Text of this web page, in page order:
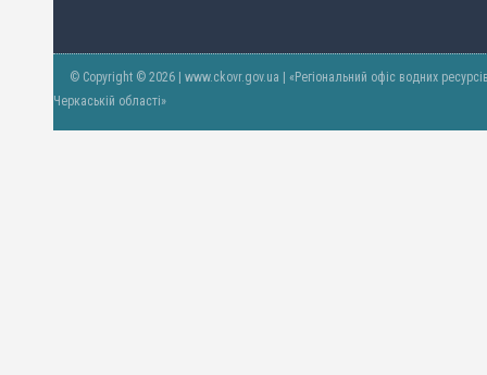
© Copyright © 2026 | www.ckovr.gov.ua | «Регіональний офіс водних
Черкаській області»